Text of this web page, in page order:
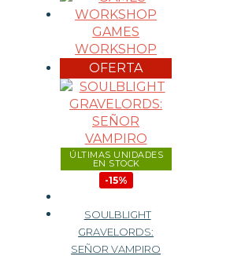
GAMES
WORKSHOP
OFERTA
ÚLTIMAS UNIDADES
EN STOCK
-15%
SOULBLIGHT
GRAVELORDS:
SEÑOR VAMPIRO
27,50 €